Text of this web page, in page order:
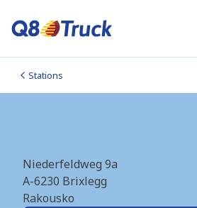
Stations
Niederfeldweg 9a
A-6230 Brixlegg
Rakousko